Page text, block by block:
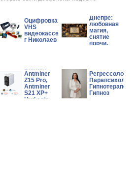
Оцифровка
VHS
видеокассет
г Николаев
Днепре:
любовная
магия,
снятие
порчи,
Bitmain
Antminer
Z15 Pro,
Antminer
S21 XP+
Hyd asic
Регрессолог,
Парапсихолог,
Гипнотерапевт,
Гипноз